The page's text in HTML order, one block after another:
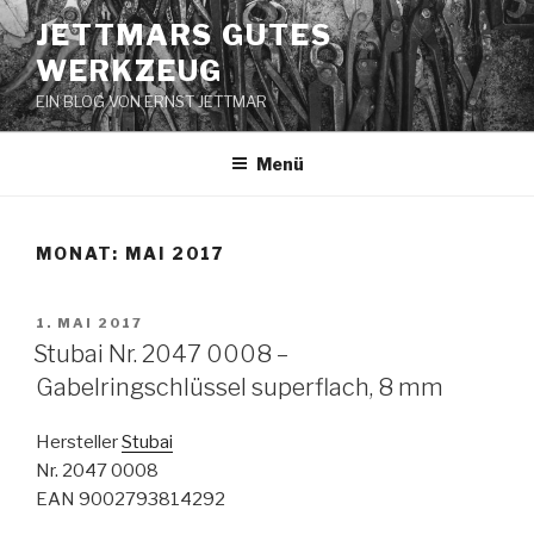
Zum
Inhalt
springen
JETTMARS GUTES
WERKZEUG
EIN BLOG VON ERNST JETTMAR
Menü
MONAT: MAI 2017
VERÖFFENTLICHT
AM
1. MAI 2017
Stubai Nr. 2047 0008 –
Gabelringschlüssel superflach, 8 mm
HerstellerStubai
Nr. 2047 0008
EAN 9002793814292